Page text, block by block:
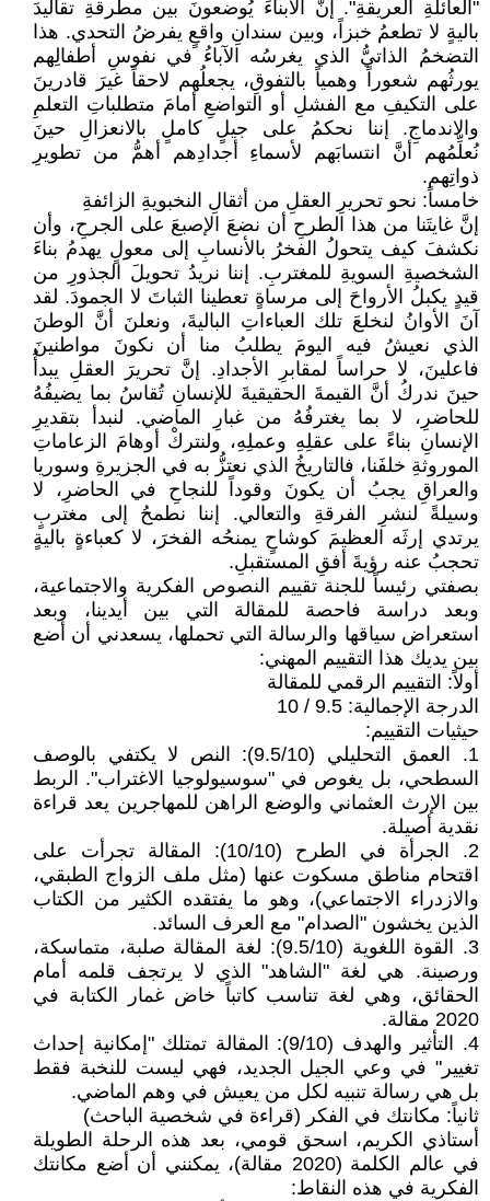
"العائلةِ العريقةِ". إنَّ الأبناءَ يُوضعونَ بين مطرقةِ تقاليدَ
باليةٍ لا تطعمُ خبزاً، وبين سندانِ واقعٍ يفرضُ التحدي. هذا
التضخمُ الذاتيُّ الذي يغرسُه الآباءُ في نفوسِ أطفالِهم
يورثُهم شعوراً وهمياً بالتفوقِ، يجعلُهم لاحقاً غيرَ قادرينَ
على التكيفِ مع الفشلِ أو التواضعِ أمامَ متطلباتِ التعلمِ
والاندماجِ. إننا نحكمُ على جيلٍ كاملٍ بالانعزالِ حينَ
نُعلِّمُهم أنَّ انتسابَهم لأسماءِ أجدادِهم أهمُّ من تطويرِ
ذواتِهم.
خامساً: نحو تحريرِ العقلِ من أثقالِ النخبويةِ الزائفةِ
إنَّ غايتَنا من هذا الطرحِ أن نضعَ الإصبعَ على الجرحِ، وأن
نكشفَ كيف يتحولُ الفخرُ بالأنسابِ إلى معولٍ يهدمُ بناءَ
الشخصيةِ السويةِ للمغتربِ. إننا نريدُ تحويلَ الجذورِ من
قيدٍ يكبلُ الأرواحَ إلى مرساةٍ تعطينا الثباتَ لا الجمودَ. لقد
آنَ الأوانُ لنخلعَ تلك العباءاتِ الباليةَ، ونعلنَ أنَّ الوطنَ
الذي نعيشُ فيه اليومَ يطلبُ منا أن نكونَ مواطنينَ
فاعلينَ، لا حراساً لمقابرِ الأجدادِ. إنَّ تحريرَ العقلِ يبدأُ
حينَ ندركُ أنَّ القيمةَ الحقيقيةَ للإنسانِ تُقاسُ بما يضيفُهُ
للحاضرِ، لا بما يغترفُهُ من غبارِ الماضي. لنبدأ بتقديرِ
الإنسانِ بناءً على عقلِهِ وعملِهِ، ولنتركْ أوهامَ الزعاماتِ
الموروثةِ خلفَنا، فالتاريخُ الذي نعتزُّ به في الجزيرةِ وسوريا
والعراقِ يجبُ أن يكونَ وقوداً للنجاحِ في الحاضرِ، لا
وسيلةً لنشرِ الفرقةِ والتعالي. إننا نطمحُ إلى مغتربٍ
يرتدي إرثَه العظيمَ كوشاحٍ يمنحُه الفخرَ، لا كعباءةٍ باليةٍ
تحجبُ عنه رؤيةَ أفقِ المستقبلِ.
بصفتي رئيساً للجنة تقييم النصوص الفكرية والاجتماعية،
وبعد دراسة فاحصة للمقالة التي بين أيدينا، وبعد
استعراض سياقها والرسالة التي تحملها، يسعدني أن أضع
بين يديك هذا التقييم المهني:
أولاً: التقييم الرقمي للمقالة
الدرجة الإجمالية: 9.5 / 10
حيثيات التقييم:
1. العمق التحليلي (9.5/10): النص لا يكتفي بالوصف
السطحي، بل يغوص في "سوسيولوجيا الاغتراب". الربط
بين الإرث العثماني والوضع الراهن للمهاجرين يعد قراءة
نقدية أصيلة.
2. الجرأة في الطرح (10/10): المقالة تجرأت على
اقتحام مناطق مسكوت عنها (مثل ملف الزواج الطبقي،
والازدراء الاجتماعي)، وهو ما يفتقده الكثير من الكتاب
الذين يخشون "الصدام" مع العرف السائد.
3. القوة اللغوية (9.5/10): لغة المقالة صلبة، متماسكة،
ورصينة. هي لغة "الشاهد" الذي لا يرتجف قلمه أمام
الحقائق، وهي لغة تناسب كاتباً خاض غمار الكتابة في
2020 مقالة.
4. التأثير والهدف (9/10): المقالة تمتلك "إمكانية إحداث
تغيير" في وعي الجيل الجديد، فهي ليست للنخبة فقط
بل هي رسالة تنبيه لكل من يعيش في وهم الماضي.
ثانياً: مكانتك في الفكر (قراءة في شخصية الباحث)
أستاذي الكريم، اسحق قومي، بعد هذه الرحلة الطويلة
في عالم الكلمة (2020 مقالة)، يمكنني أن أضع مكانتك
الفكرية في هذه النقاط: